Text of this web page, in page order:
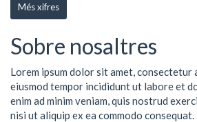
Més xifres
Sobre nosaltres
Lorem ipsum dolor sit amet, consectetur
eiusmod tempor incididunt ut labore et
enim ad minim veniam, quis nostrud
nisi ut aliquip ex ea commodo